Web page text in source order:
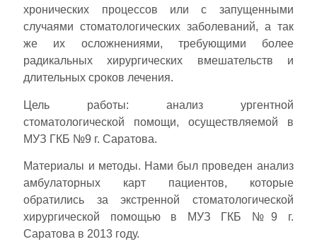
хронических процессов или с запущенными
случаями стоматологических заболеваний, а так
же их осложнениями, требующими более
радикальных хирургических вмешательств и
длительных сроков лечения.
Цель работы: анализ ургентной
стоматологической помощи, осуществляемой в
МУЗ ГКБ №9 г. Саратова.
Материалы и методы. Нами был проведен анализ
амбулаторных карт пациентов, которые
обратились за экстренной стоматологической
хирургической помощью в МУЗ ГКБ №9 г.
Саратова в 2013 году.